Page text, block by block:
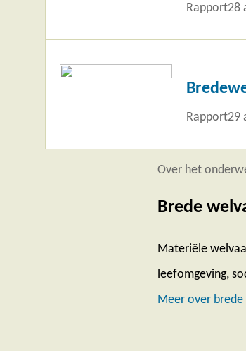
Rapport28
Rapport29
meer
Over het
Brede
Materiële
leefomgeving,
Meer over